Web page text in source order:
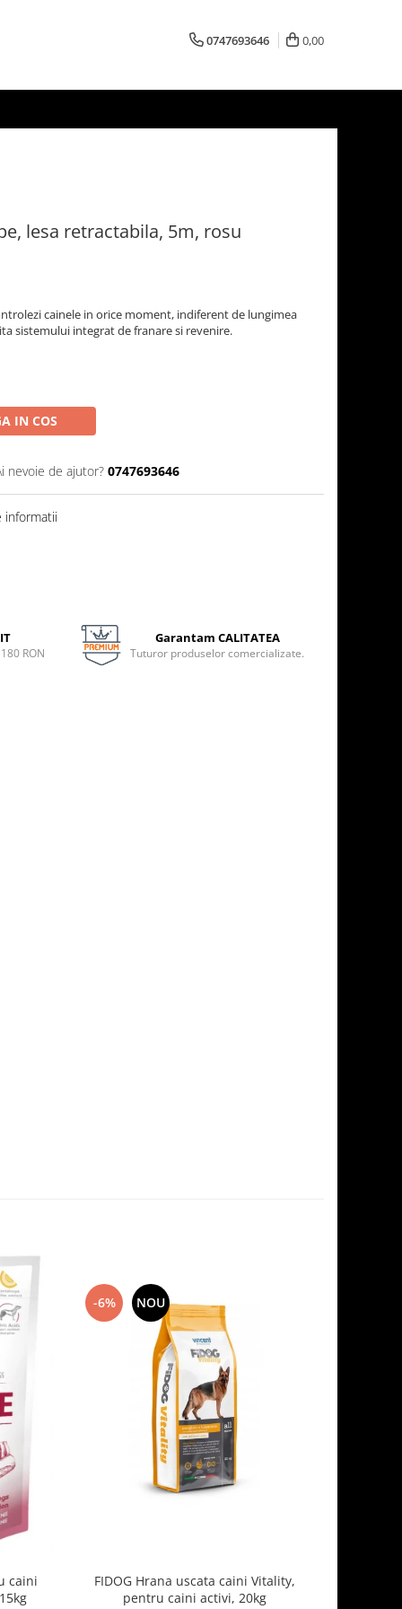
0747693646 0,00
lesa retractabila, 5m, rosu
cainele in orice moment, indiferent de lungimea
sistemului integrat de franare si revenire.
IN COS
nevoie de ajutor? 0747693646
informatii
RON
Garantam CALITATEA
Tuturor produselor comercializate.
caini
-6% NOU
FIDOG Hrana uscata caini Vitality,
pentru caini activi, 20kg